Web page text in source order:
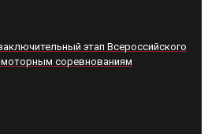
этап Всероссийского
соревнованиям